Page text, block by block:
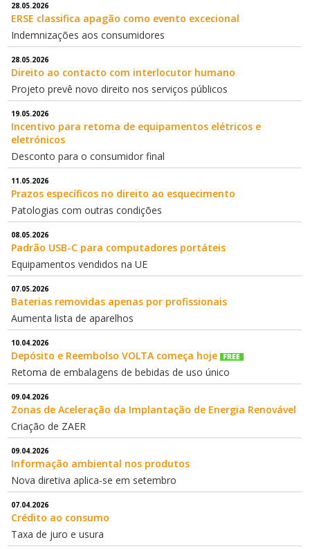
28.05.2026
ERSE classifica apagão como evento excecional
Indemnizações aos consumidores
28.05.2026
Direito ao contacto com interlocutor humano
Projeto prevê novo direito nos serviços públicos
19.05.2026
Incentivo para retoma de equipamentos elétricos e
eletrónicos
Desconto para o consumidor final
11.05.2026
Prazos específicos no direito ao esquecimento
Patologias com outras condições
08.05.2026
Padrão USB-C para computadores portáteis
Equipamentos vendidos na UE
07.05.2026
Baterias removidas apenas por profissionais
Aumenta lista de aparelhos
10.04.2026
Depósito e Reembolso VOLTA começa hoje
Retoma de embalagens de bebidas de uso único
09.04.2026
Zonas de Aceleração da Implantação de Energia Renovável
Criação de ZAER
09.04.2026
Informação ambiental nos produtos
Nova diretiva aplica-se em setembro
07.04.2026
Crédito ao consumo
Taxa de juro e usura